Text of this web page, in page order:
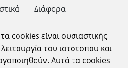
σε σύντομο χρονικό
Διάφορα
cookies είναι ουσιαστικής
του ιστότοπου και
Αυτά τα cookies